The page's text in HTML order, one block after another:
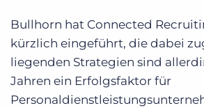
Bullhorn hat Connected
kürzlich eingeführt, die dabei
liegenden Strategien sind
Jahren ein Erfolgsfaktor für